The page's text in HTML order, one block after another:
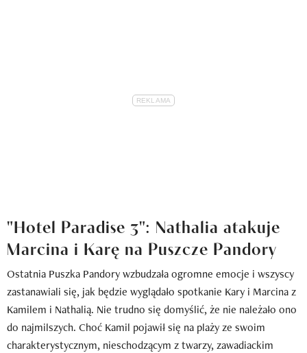
"Hotel Paradise 3": Nathalia atakuje
Marcina i Karę na Puszcze Pandory
Ostatnia Puszka Pandory wzbudzała ogromne emocje i wszyscy
zastanawiali się, jak będzie wyglądało spotkanie Kary i Marcina z
Kamilem i Nathalią. Nie trudno się domyślić, że nie należało ono
do najmilszych. Choć Kamil pojawił się na plaży ze swoim
charakterystycznym, nieschodzącym z twarzy, zawadiackim